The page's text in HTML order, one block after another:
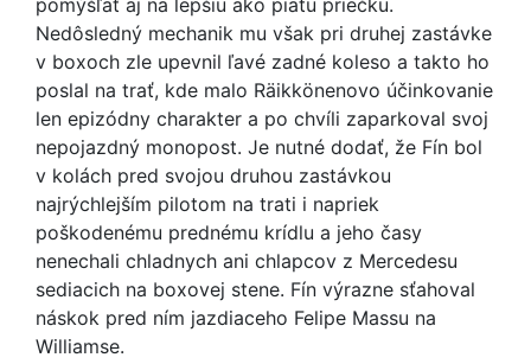
Nedôsledný mechanik mu však pri druhej zastávke
v boxoch zle upevnil ľavé zadné koleso a takto ho
poslal na trať, kde malo Räikkönenovo účinkovanie
len epizódny charakter a po chvíli zaparkoval svoj
nepojazdný monopost. Je nutné dodať, že Fín bol
v kolách pred svojou druhou zastávkou
najrýchlejším pilotom na trati i napriek
poškodenému prednému krídlu a jeho časy
nenechali chladnych ani chlapcov z Mercedesu
sediacich na boxovej stene. Fín výrazne sťahoval
náskok pred ním jazdiaceho Felipe Massu na
Williamse.